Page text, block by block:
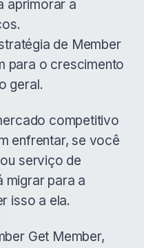
aprimorar a
de Member
para o crescimento
geral.
competitivo
enfrentar, se você
serviço de
migrar para a
isso a ela.
Get Member,